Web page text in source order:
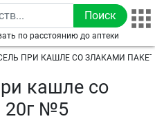
по расстоянию до аптеки
ПРИ КАШЛЕ СО ЗЛАКАМИ
кашле со
20г №5